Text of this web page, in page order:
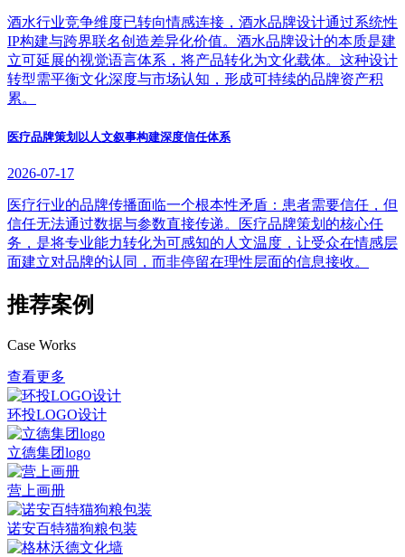
酒水行业竞争维度已转向情感连接，酒水品牌设计通过系统性
IP构建与跨界联名创造差异化价值。酒水品牌设计的本质是建
立可延展的视觉语言体系，将产品转化为文化载体。这种设计
转型需平衡文化深度与市场认知，形成可持续的品牌资产积
累。
医疗品牌策划以人文叙事构建深度信任体系
2026-07-17
医疗行业的品牌传播面临一个根本性矛盾：患者需要信任，但
信任无法通过数据与参数直接传递。医疗品牌策划的核心任
务，是将专业能力转化为可感知的人文温度，让受众在情感层
面建立对品牌的认同，而非停留在理性层面的信息接收。
推荐案例
Case Works
查看更多
环投LOGO设计
立德集团logo
营上画册
诺安百特猫狗粮包装